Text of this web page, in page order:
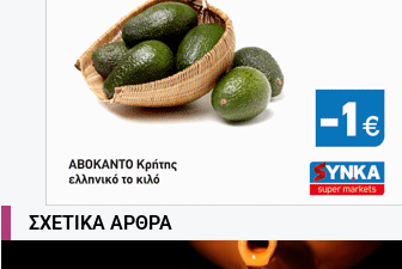
ΣΧΕΤΙΚΆ ΆΡΘΡΑ